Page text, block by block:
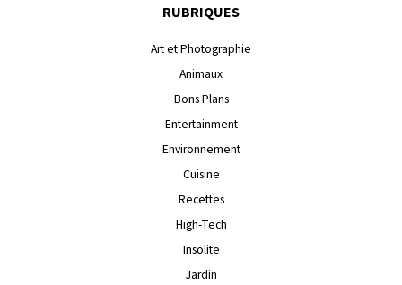
RUBRIQUES
Art et Photographie
Animaux
Bons Plans
Entertainment
Environnement
Cuisine
Recettes
High-Tech
Insolite
Jardin